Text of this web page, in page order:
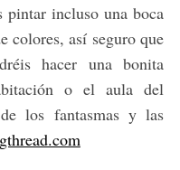
pintar incluso una boca
colores, así seguro que
hacer una bonita
o el aula del
los fantasmas y las